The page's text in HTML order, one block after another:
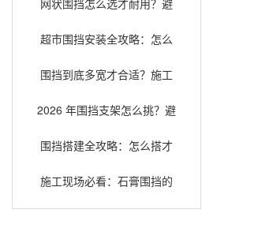
用底细
超市围挡安装全攻略：怎么
围挡到底多宽才合适？施工
2026 年围挡支架怎么挑？避
围挡搭建全攻略：怎么搭才
施工现场必看：石膏围挡的